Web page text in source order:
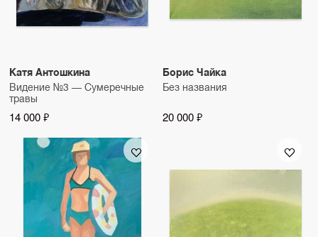
Катя Антошкина
Видение №3 — Сумеречные
травы
14 000 ₽
Борис Чайка
Без названия
20 000 ₽